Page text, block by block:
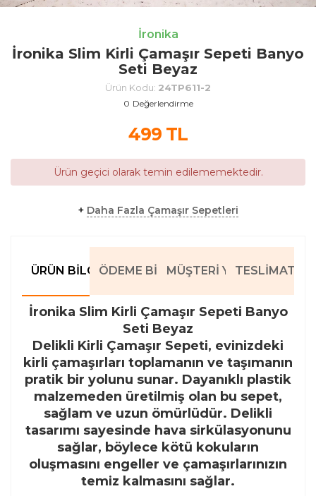
İronika
İronika Slim Kirli Çamaşır Sepeti Banyo
Seti Beyaz
Ürün Kodu: 24TP611-2
0 Değerlendirme
499 TL
Ürün geçici olarak temin edilememektedir.
+ Daha Fazla Çamaşır Sepetleri
ÜRÜN BILGILERIÖDEME BILGILERIMÜŞTERI YORUMLARI
TESLIMAT
İronika Slim Kirli Çamaşır Sepeti Banyo
Seti Beyaz
Delikli Kirli Çamaşır Sepeti, evinizdeki
kirli çamaşırları toplamanın ve taşımanın
pratik bir yolunu sunar. Dayanıklı plastik
malzemeden üretilmiş olan bu sepet,
sağlam ve uzun ömürlüdür. Delikli
tasarımı sayesinde hava sirkülasyonunu
sağlar, böylece kötü kokuların
oluşmasını engeller ve çamaşırlarınızın
temiz kalmasını sağlar.